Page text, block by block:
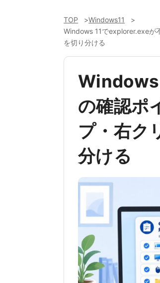
TOP
Windows11
Windows 11でexplorer.exeが
を切り分ける
Windows
の確認ポ
プ・右ク
分ける